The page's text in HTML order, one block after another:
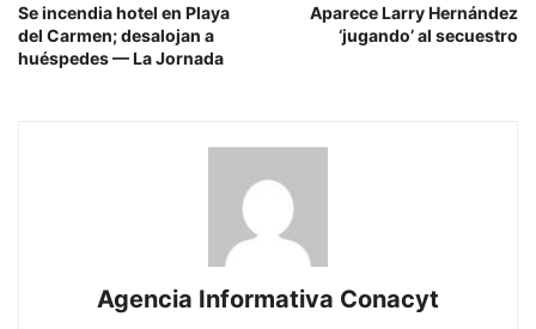
Se incendia hotel en Playa
del Carmen; desalojan a
huéspedes — La Jornada
Aparece Larry Hernández
‘jugando’ al secuestro
Agencia Informativa Conacyt